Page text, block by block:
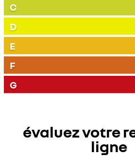
C
D
E
F
G
évaluez votre
ligne